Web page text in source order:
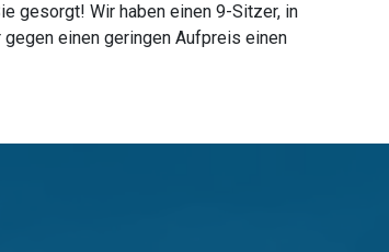
gesorgt! Wir haben einen 9-Sitzer, in
einen geringen Aufpreis einen